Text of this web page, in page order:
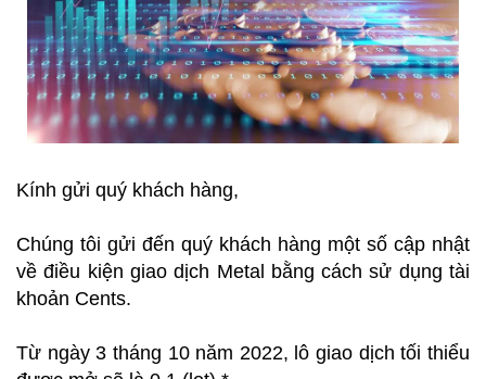
Kính gửi quý khách hàng,
Chúng tôi gửi đến quý khách hàng một số cập nhật
về điều kiện giao dịch Metal bằng cách sử dụng tài
khoản Cents.
Từ ngày 3 tháng 10 năm 2022, lô giao dịch tối thiểu